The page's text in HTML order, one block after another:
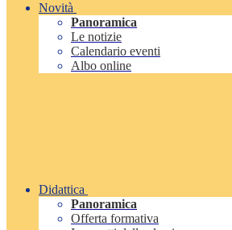
Novità
Panoramica
Le notizie
Calendario eventi
Albo online
Didattica
Panoramica
Offerta formativa